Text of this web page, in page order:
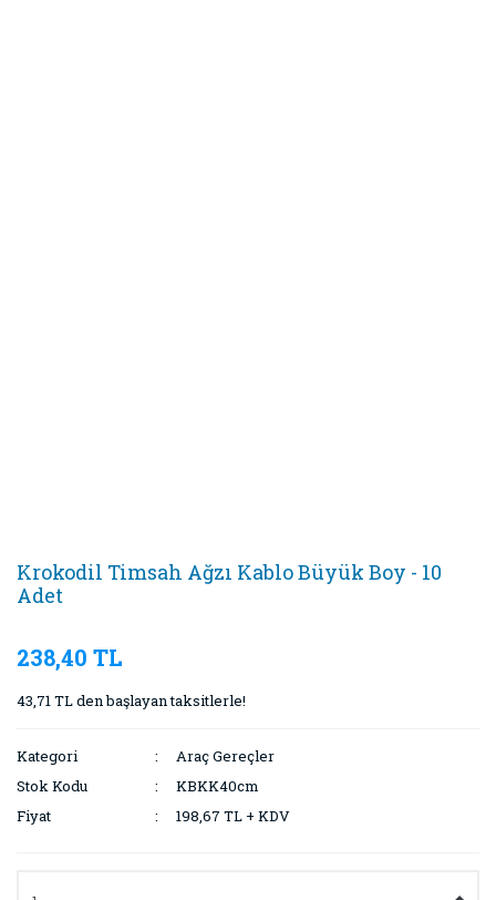
Krokodil Timsah Ağzı Kablo Büyük Boy - 10
Adet
238,40 TL
43,71 TL den başlayan taksitlerle!
Kategori
Araç Gereçler
Stok Kodu
KBKK40cm
Fiyat
198,67 TL + KDV